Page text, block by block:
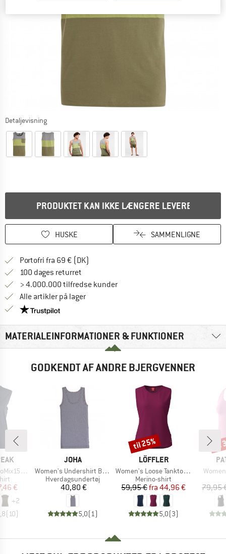
Detaljevisning
PRODUKTET KAN IKKE LÆNGERE LEVERES
HUSKE SAMMENLIGNE
Portofri fra 69 € (DK)
100 dages returret
> 4.000.000 tilfredse kunder
Alle artikler på lager
Vi er Trustpilot-certificeret - oplysningerne får du
MATERIALEINFORMATIONER & FUNKTIONER
GODKENDT AF ANDRE BJERGVENNER
Loose Tank
pris
€
+2
(10)
MÆRKE
JOHA
Artikel
Women's Undershirt Bamboo
Produktgruppe
Hverdagsundertøj
Pris
40,80 €
5,0(1 )
MÆRKE
LÖFFLER
Artikel
Women's Loose Tanktop Merino-Tencel
Produktgruppe
Merino-shirt
Pris
59,95 € Nedsat pris
fra 44,96 €
5,0(3)
Rabat
til 25%
Artikel
79,95